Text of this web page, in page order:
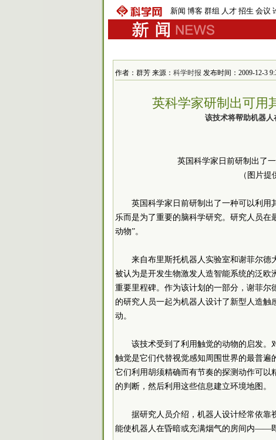
新闻 博客 群组 人才 招生 会议
作者：群芳 来源： 科学时报 发布时间：2009-12-3
英科学家研制出可用
该技术将帮助机器
英国科学家日前研制出了
（图片
英国科学家日前研制出了一种可以利
乐而是为了重要的脑科学研究。研究人员
动物”。
来自布里斯托机器人实验室和谢菲尔德
被认为是开发生物激发人造智能系统的泛
重要里程碑。作为该计划的一部分，谢菲尔
的研究人员一起为机器人设计了新型人造
动。
该技术受到了利用触觉的动物的启发。
触觉是它们代替视觉感知周围世界的最普遍
它们利用胡须精确而有节奏的探测动作可
的判断，然后利用这些信息建立环境地图。
据研究人员介绍，机器人设计经常依靠
能使机器人在昏暗或充满烟气的房间内——